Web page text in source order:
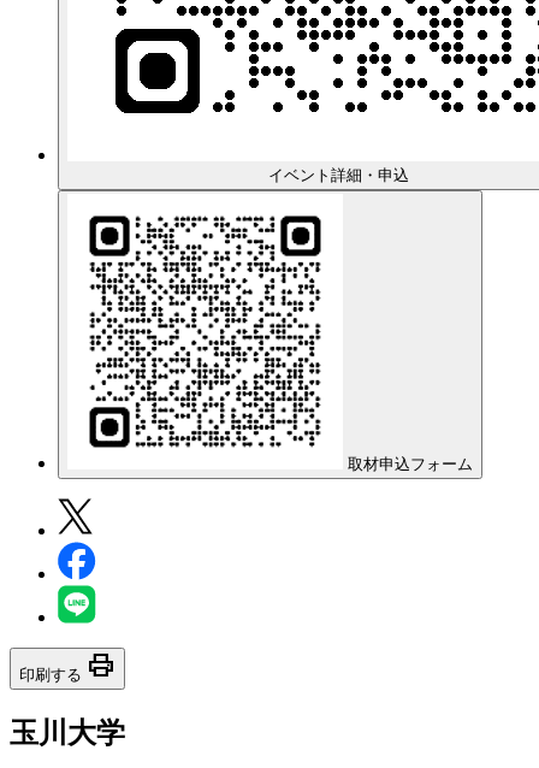
イベント詳細・申込
取材申込フォーム
印刷する print
玉川大学